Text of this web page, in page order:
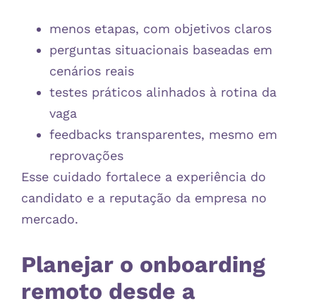
menos etapas, com objetivos claros
perguntas situacionais baseadas em
cenários reais
testes práticos alinhados à rotina da
vaga
feedbacks transparentes, mesmo em
reprovações
Esse cuidado fortalece a experiência do
candidato e a reputação da empresa no
mercado.
Planejar o onboarding
remoto desde a